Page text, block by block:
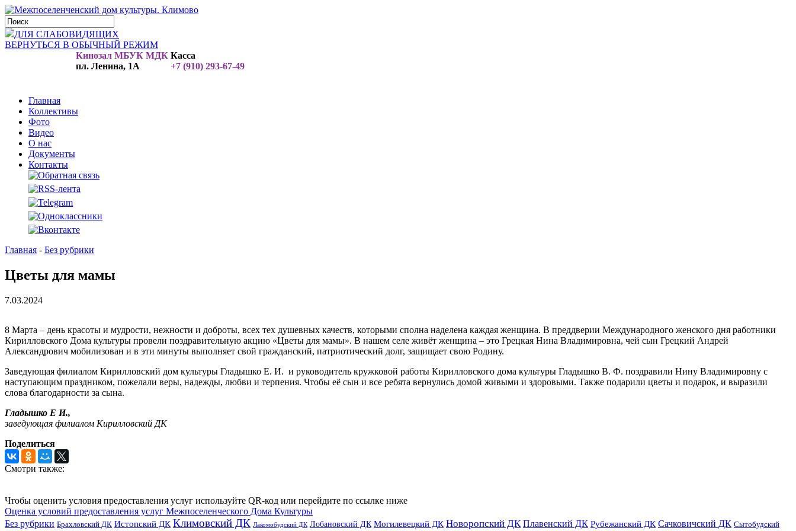
ДЛЯ СЛАБОВИДЯЩИХ
ВЕРНУТЬСЯ В ОБЫЧНЫЙ РЕЖИМ
Кинозал МБУК МДК
пл. Ленина, 1А
Касса
+7 (910) 293-67-49
Главная
Коллективы
Фото
Видео
О нас
Документы
Контакты
Главная - Без рубрики
Цветы для мамы
7.03.2024
8 Марта – день красоты и мудрости, нежности и доброты, всех тех душевных качеств, которыми сполна наделена каждая женщина. В преддверии Международного женского дня работники
Кирилловского Дома культуры провели поздравительную акцию «Цветы для мамы». В нашем селе живёт женщина – это Грецкая Нина Владимировна, чей сын Грецкий Андрей
Александрович мобилизован и в эти минуты выполняет свой гражданский, патриотический долг, защищает свою Родину.
Заведующая филиалом Кирилловский дом культуры Гладышко Е. И. и руководитель кружковой работы Кирилловского дома культуры Гладышко В. Ф. поздравили Нину Владимировну с
наступающим праздником, пожелали веры, надежды, любви и терпения. Чтобы её сын и все ребята вернулись домой живыми и здоровыми. Также подарили цветы и подарок, и выразили
слова благодарности за сына.
Гладышко Е И.,
заведующая филиалом Кирилловский ДК
Поделиться
Смотри также:
Чтобы оценить условия предоставления услуг используйте QR-код или перейдите по ссылке ниже
Оценка условий предоставления услуг Межпоселенческого Дома Культуры
Без рубрики Брахловский ДК Истопский ДК Климовский ДК Лакомобудский ДК Лобановский ДК Могилевецкий ДК Новоропский ДК Плавенский ДК Рубежанский ДК Сачковичский ДК Сытобудский